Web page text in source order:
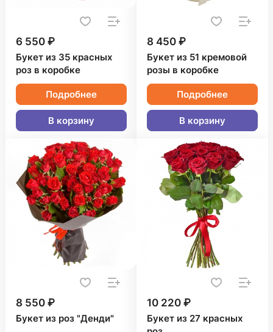
6 550 ₽
Букет из 35 красных
роз в коробке
Подробнее
В корзину
8 450 ₽
Букет из 51 кремовой
розы в коробке
Подробнее
В корзину
8 550 ₽
Букет из роз "Денди"
10 220 ₽
Букет из 27 красных